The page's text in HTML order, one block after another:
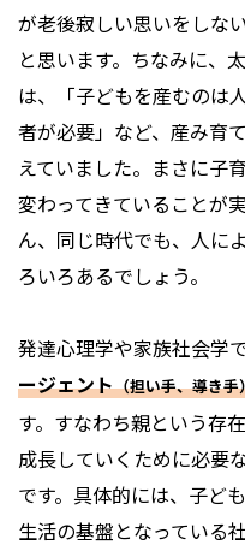
が老後寂しい思いをしな
と思います。ちなみに、
は、「子どもを産むのは
者が必要」など、産み育
えていました。まさに子
変わってきていることが
ん、同じ時代でも、人に
ろいろあるでしょう。
発達心理学や家族社会学
ージェント（担い手、導き手
す。すなわち親という存
成長していくために必要
です。具体的には、子ど
生活の基盤となっている